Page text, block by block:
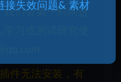
我们会第一时间进
件无法安装，有
接失效问题& 素材